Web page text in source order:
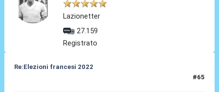
Lazionetter
27.159
Registrato
Re:Elezioni francesi 2022
#65